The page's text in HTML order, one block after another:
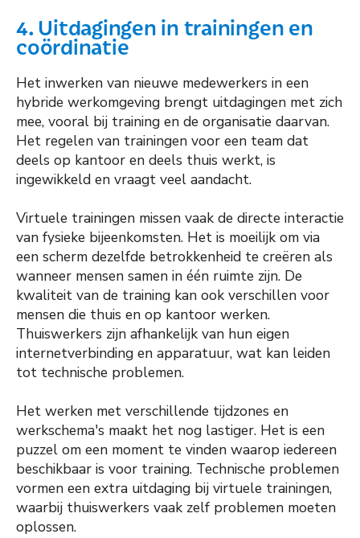
4. Uitdagingen in trainingen en
coördinatie
Het inwerken van nieuwe medewerkers in een
hybride werkomgeving brengt uitdagingen met zich
mee, vooral bij training en de organisatie daarvan.
Het regelen van trainingen voor een team dat
deels op kantoor en deels thuis werkt, is
ingewikkeld en vraagt veel aandacht.
Virtuele trainingen missen vaak de directe interactie
van fysieke bijeenkomsten. Het is moeilijk om via
een scherm dezelfde betrokkenheid te creëren als
wanneer mensen samen in één ruimte zijn. De
kwaliteit van de training kan ook verschillen voor
mensen die thuis en op kantoor werken.
Thuiswerkers zijn afhankelijk van hun eigen
internetverbinding en apparatuur, wat kan leiden
tot technische problemen.
Het werken met verschillende tijdzones en
werkschema's maakt het nog lastiger. Het is een
puzzel om een moment te vinden waarop iedereen
beschikbaar is voor training. Technische problemen
vormen een extra uitdaging bij virtuele trainingen,
waarbij thuiswerkers vaak zelf problemen moeten
oplossen.